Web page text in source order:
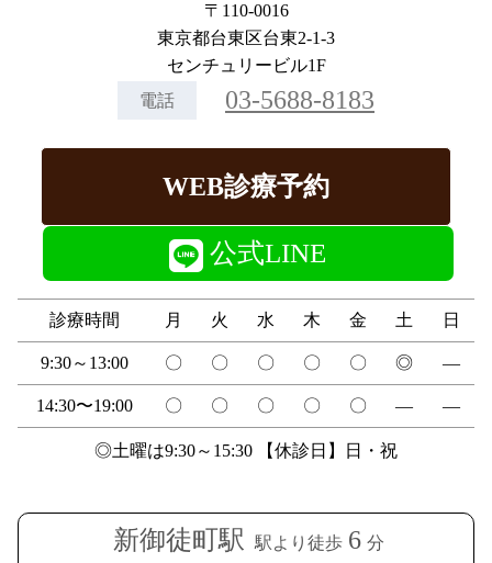
〒110-0016
東京都台東区台東2-1-3
センチュリービル1F
電話
03-5688-8183
WEB診療予約
公式LINE
診療時間 月 火 水 木 金 土 日
9:30～13:00 〇 〇 〇 〇 〇 ◎ ―
14:30〜19:00 〇 〇 〇 〇 〇 ― ―
◎土曜は9:30～15:30 【休診日】日・祝
新御徒町駅 駅より徒歩 6 分